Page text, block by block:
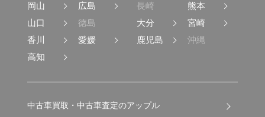
岡山
広島
山口
徳島
香川
愛媛
高知
長崎
熊本
大分
宮崎
鹿児島
沖縄
中古車買取・中古車査定のアップル